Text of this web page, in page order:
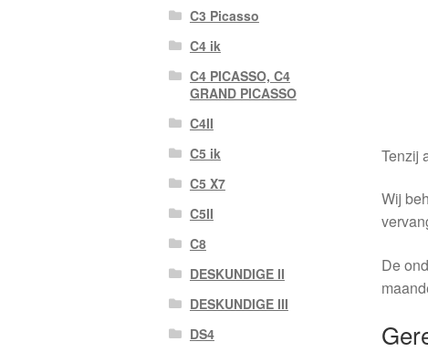
Tenzij
Wij
De
C3 Picasso
C4 ik
C4 PICASSO, C4
GRAND PICASSO
C4II
C5 ik
C5 X7
C5II
C8
DESKUNDIGE II
DESKUNDIGE III
DS4